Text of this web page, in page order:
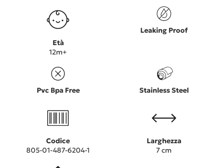
Età
12m+
Leaking Proof
Pvc Bpa Free Stainless Steel
Codice
805-01-487-6204-1
Larghezza
7 cm